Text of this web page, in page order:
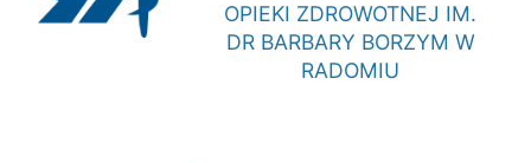
OPIEKI ZDROWOTNEJ IM.
DR BARBARY BORZYM W
RADOMIU